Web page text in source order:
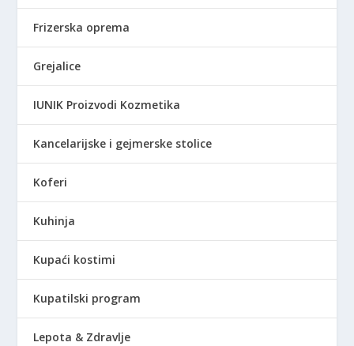
Frizerska oprema
Grejalice
IUNIK Proizvodi Kozmetika
Kancelarijske i gejmerske stolice
Koferi
Kuhinja
Kupaći kostimi
Kupatilski program
Lepota & Zdravlje